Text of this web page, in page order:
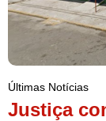
Últimas Notícias
Justiça